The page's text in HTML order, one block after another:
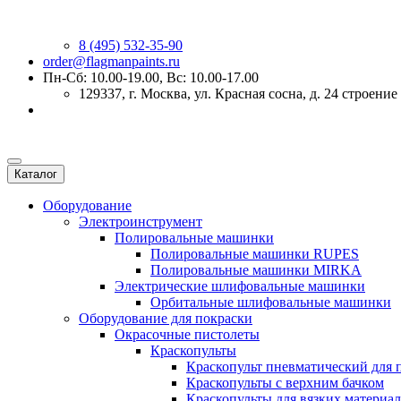
8 (495) 532-35-90
order@flagmanpaints.ru
Пн-Сб: 10.00-19.00, Вс: 10.00-17.00
129337, г. Москва, ул. Красная сосна, д. 24 строение
Каталог
Оборудование
Электроинструмент
Полировальные машинки
Полировальные машинки RUPES
Полировальные машинки MIRKA
Электрические шлифовальные машинки
Орбитальные шлифовальные машинки
Оборудование для покраски
Окрасочные пистолеты
Краскопульты
Краскопульт пневматический для
Краскопульты с верхним бачком